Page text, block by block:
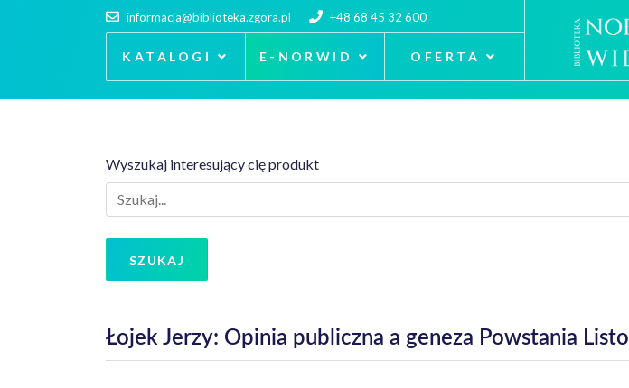
informacja@biblioteka.zgora.pl +48 68 45 32 600
KATALOGI E-NORWID OFERTA
Wyszukaj interesujący cię produkt
SZUKAJ
Łojek Jerzy: Opinia publiczna a geneza Powstania